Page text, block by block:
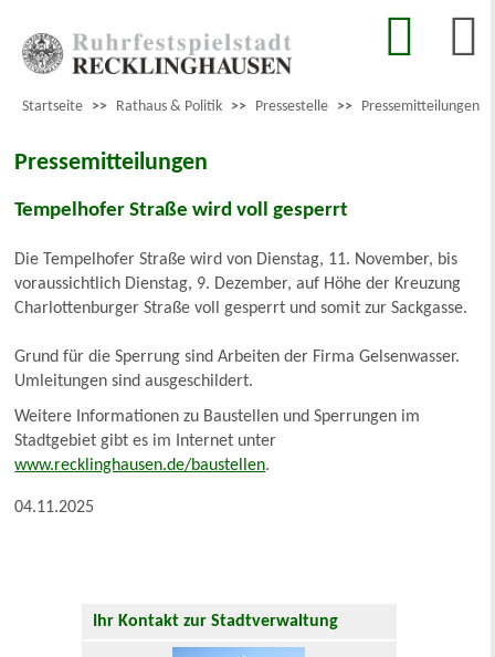
Startseite >> Rathaus & Politik >> Pressestelle >> Pressemitteilungen
Pressemitteilungen
Tempelhofer Straße wird voll gesperrt
Die Tempelhofer Straße wird von Dienstag, 11. November, bis
voraussichtlich Dienstag, 9. Dezember, auf Höhe der Kreuzung
Charlottenburger Straße voll gesperrt und somit zur Sackgasse.
Grund für die Sperrung sind Arbeiten der Firma Gelsenwasser.
Umleitungen sind ausgeschildert.
Weitere Informationen zu Baustellen und Sperrungen im
Stadtgebiet gibt es im Internet unter
www.recklinghausen.de/baustellen.
04.11.2025
Ihr Kontakt zur Stadtverwaltung